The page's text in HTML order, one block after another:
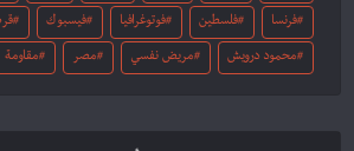
فرنسا فلسطين فوتوغرافيا فيسبوك
محمود درويش مريض نفسي مصر مقاومة